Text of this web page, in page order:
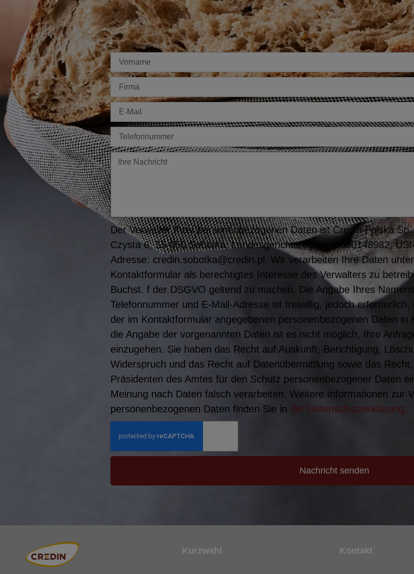
Imię
Firma
E-
mail
Tel
Twoja
wiadomość
Der Verwalter Ihrer personenbezogenen Daten ist Credin Polska
Czysta 6, 55-050 Sobótka, Landesgerichtsregister 0000148982,
Adresse: credin.sobotka@credin.pl. Wir verarbeiten Ihre Daten
Kontaktformular als berechtigtes Interesse des Verwalters zu
Buchst. f der DSGVO geltend zu machen. Die Angabe Ihres
Telefonnummer und E-Mail-Adresse ist freiwillig, jedoch
der im Kontaktformular angegebenen personenbezogenen Daten
die Angabe der vorgenannten Daten ist es nicht möglich, Ihre
einzugehen. Sie haben das Recht auf Auskunft, Berichtigung,
Widerspruch und das Recht auf Datenübermittlung sowie das
Präsidenten des Amtes für den Schutz personenbezogener Daten
Meinung nach Daten falsch verarbeiten. Weitere Informationen zur
personenbezogenen Daten finden Sie in der Datenschutzerklärung.
Nachricht senden
Kurzwahl Kontakt